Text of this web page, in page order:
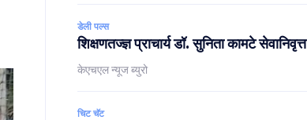
डेली पल्स
शिक्षणतज्ज्ञ प्राचार्य डॉ. सुनिता कामटे सेवानिवृत्त
केएचएल न्यूज ब्युरो
चिट चॅट